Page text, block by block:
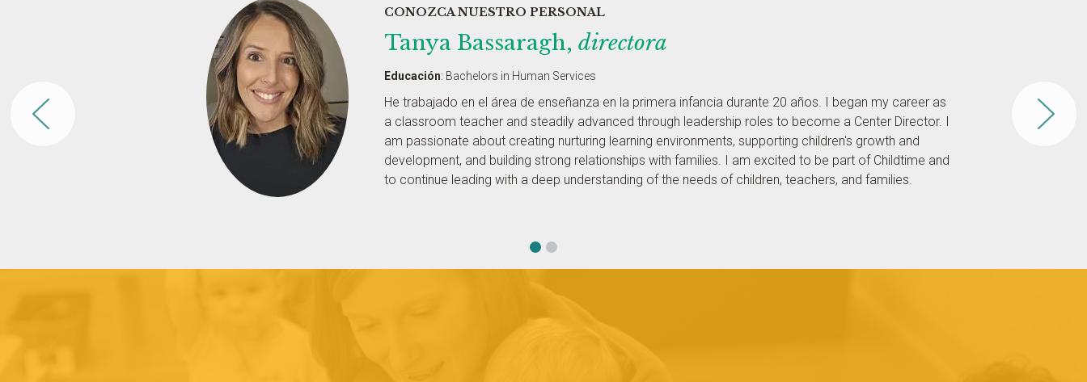
CONOZCA NUESTRO PERSONAL
Tanya Bassaragh,directora
Educación: Bachelors in Human Services
He trabajado en el área de enseñanza en la primera infancia durante 20 años. I began my career as
a classroom teacher and steadily advanced through leadership roles to become a Center Director. I
am passionate about creating nurturing learning environments, supporting children's growth and
development, and building strong relationships with families. I am excited to be part of Childtime and
to continue leading with a deep understanding of the needs of children, teachers, and families.